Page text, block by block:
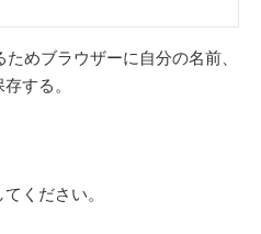
めブラウザーに自分の名前、
する。
ください。